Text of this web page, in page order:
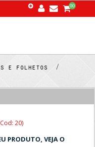
00
e folhetos /
20)
PRODUTO, VEJA O